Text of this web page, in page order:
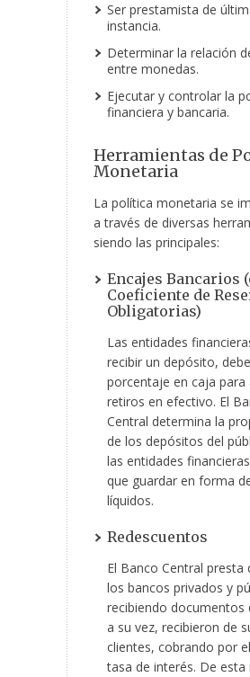
Ser prestamista de
instancia.
Determinar la relación
entre monedas.
Ejecutar y controlar la
financiera y bancaria.
Herramientas de
Monetaria
La política monetaria se
a través de diversas
siendo las principales:
Encajes Bancarios
Coeficiente de
Obligatorias)
Las entidades
recibir un depósito,
porcentaje en caja para
retiros en efectivo. El
Central determina la
de los depósitos del
las entidades
que guardar en forma
líquidos.
Redescuentos
El Banco Central presta
los bancos privados y
recibiendo documentos
a su vez, recibieron de
clientes, cobrando por
tasa de interés. De esta